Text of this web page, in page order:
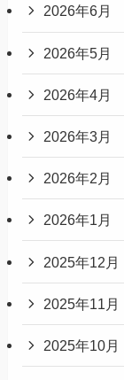
2026年6月
2026年5月
2026年4月
2026年3月
2026年2月
2026年1月
2025年12月
2025年11月
2025年10月